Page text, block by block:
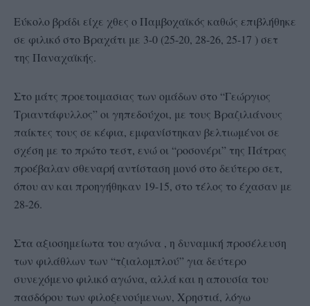
Εύκολο βράδι είχε χθες ο Παμβοχαϊκός καθώς επιβλήθηκε
σε φιλικό στο Βραχάτι με 3-0 (25-20, 28-26, 25-17 ) σετ
της Παναχαϊκής.
Στο μάτς προετοιμασιας των ομάδων στο “Γεώργιος
Τριαντάφυλλος” οι γηπεδούχοι, με τους Βραζιλιάνους
παίκτες τους σε κέφια, εμφανίστηκαν βελτιωμένοι σε
σχέση με το πρώτο τεστ, ενώ οι “ροσονέρι” της Πάτρας
προέβαλαν σθεναρή αντίσταση μονό στο δεύτερο σετ,
όπου αν και προηγήθηκαν 19-15, στο τέλος το έχασαν με
28-26.
Στα αξιοσημείωτα του αγώνα , η δυναμική προσέλευση
των φιλάθλων των “τζιαλομπλού” για δεύτερο
συνεχόμενο φιλικό αγώνα, αλλά και η απουσία του
πασδόρου των φιλοξενούμενων, Χρηστιά, λόγω